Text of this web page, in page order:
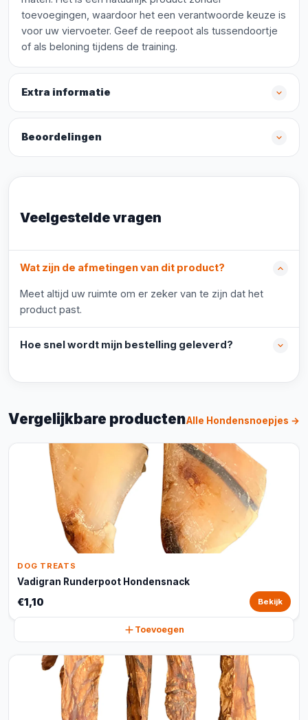
toevoegingen, waardoor het een verantwoorde keuze is
voor uw viervoeter. Geef de reepoot als tussendoortje
of als beloning tijdens de training.
Extra informatie
Beoordelingen
Veelgestelde vragen
Wat zijn de afmetingen van dit product?
Meet altijd uw ruimte om er zeker van te zijn dat het
product past.
Hoe snel wordt mijn bestelling geleverd?
Vergelijkbare productenAlle Hondensnoepjes →
DOG TREATS
Vadigran Runderpoot Hondensnack
€1,10 Bekijk
Toevoegen